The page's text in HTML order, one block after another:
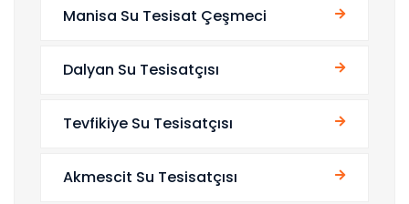
Manisa Su Tesisat Çeşmeci
Dalyan Su Tesisatçısı
Tevfikiye Su Tesisatçısı
Akmescit Su Tesisatçısı